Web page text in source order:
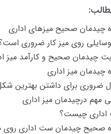
چیدمان صحیح میزهای اداری
روی میز کار ضروری
چیدمان صحیح و کارآمد میز
چیدمان میز اداری
ضروری برای داشتن بهترین
مهم درچیدمان میز اداری
چیست؟
صحیح چیدمان ست اداری روی